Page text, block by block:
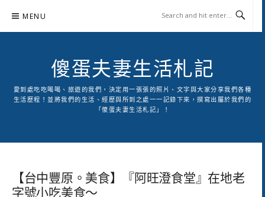
content
MENU
傻蛋夫妻生活札記
愛到處吃吃喝喝、旅遊的我們，決定用一張張的照片、文字與大家分享我們各種
生活歷程！並將我們的生活、經歷與所到之處一一記錄下來，撰寫出屬於我們的
「傻蛋夫妻生活札記」！
【台中豐原。美食】『阿旺澄食堂』在地老
字號小吃美食～